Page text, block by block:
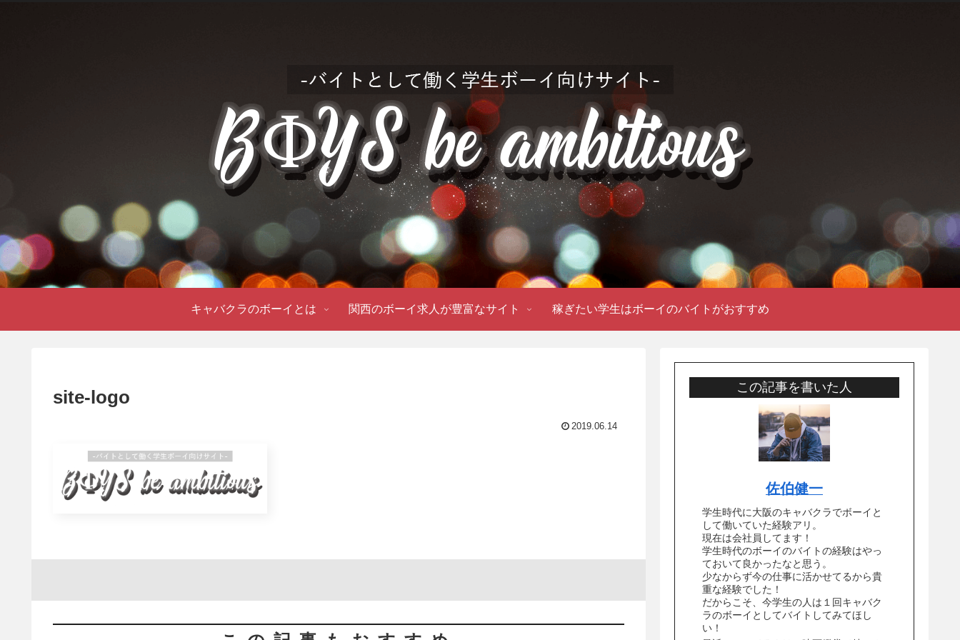
キャバクラのボーイとは 関西のボーイ求人が豊富なサイト 稼ぎたい学生はボーイのバイトがおすすめ
site-logo
2019.06.14
この記事を書いた人
佐伯健一
学生時代に大阪のキャバクラでボーイと
して働いていた経験アリ。
現在は会社員してます！
学生時代のボーイのバイトの経験はやっ
ておいて良かったなと思う。
少なからず今の仕事に活かせてるから貴
重な経験でした！
だからこそ、今学生の人は１回キャバク
ラのボーイとしてバイトしてみてほし
い！